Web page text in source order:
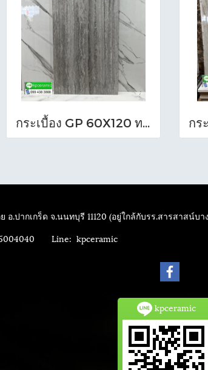
กระเบื้อง GP 60X120 ทราวาทีน เทา (POL)ตัดขอบ PM
อ.ปากเกร็ด จ.นนทบุรี 11120 (อยู่ใกล้กับรร.สารสาสน์บ
5004040 Line: kpceramic
kpceramic